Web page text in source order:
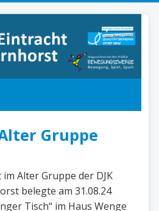
Gruppe
Alter Gruppe der DJK
belegte am 31.08.24
Tisch“ im Haus Wenge